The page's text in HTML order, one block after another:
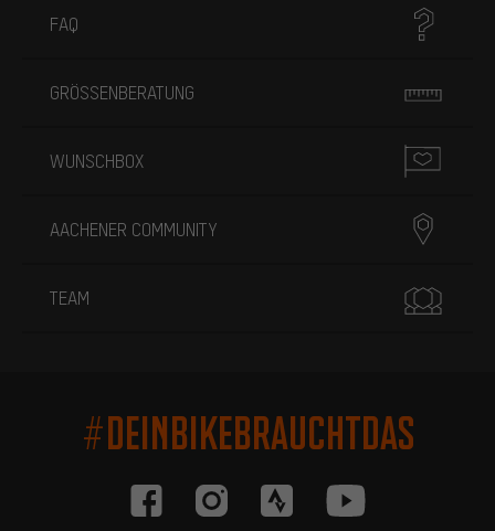
FAQ
GRÖSSENBERATUNG
WUNSCHBOX
AACHENER COMMUNITY
TEAM
#DEINBIKEBRAUCHTDAS